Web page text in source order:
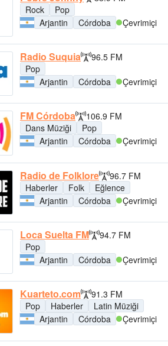
Rock
Pop
Arjantin
Córdoba Çevrimiçi
Radio Suquia
96.5 FM
Pop
Arjantin
Córdoba Çevrimiçi
FM Córdoba
106.9 FM
Dans Müziği
Pop
Arjantin
Córdoba Çevrimiçi
Radio de Folklore
96.7 FM
Haberler
Folk
Eğlence
Arjantin
Córdoba Çevrimiçi
Loca Suelta FM
94.7 FM
Pop
Arjantin
Córdoba Çevrimiçi
Kuarteto.com
91.3 FM
Pop
Haberler
Latin Müziği
Arjantin
Córdoba Çevrimiçi